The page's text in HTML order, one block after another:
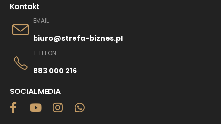
Kontakt
EMAIL
biuro@strefa-biznes.pl
TELEFON
883 000 216
SOCIAL MEDIA